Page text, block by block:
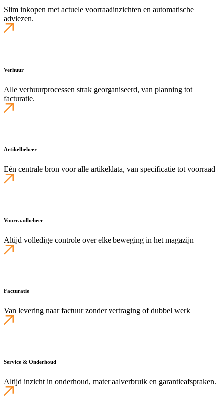
Slim inkopen met actuele voorraadinzichten en automatische
adviezen.
Verhuur
Alle verhuurprocessen strak georganiseerd, van planning tot
facturatie.
Artikelbeheer
Eén centrale bron voor alle artikeldata, van specificatie tot voorraad
Voorraadbeheer
Altijd volledige controle over elke beweging in het magazijn
Facturatie
Van levering naar factuur zonder vertraging of dubbel werk
Service & Onderhoud
Altijd inzicht in onderhoud, materiaalverbruik en garantieafspraken.